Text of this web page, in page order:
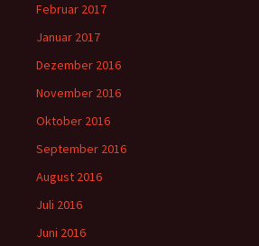
Februar 2017
Januar 2017
Dezember 2016
November 2016
Oktober 2016
September 2016
August 2016
Juli 2016
Juni 2016